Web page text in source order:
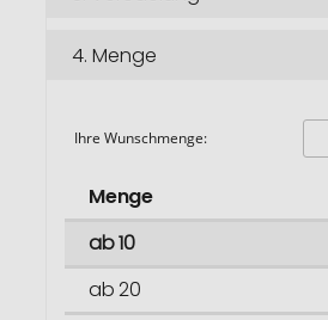
4. Menge
Ihre Wunschmenge:
Menge
ab 10
ab 20